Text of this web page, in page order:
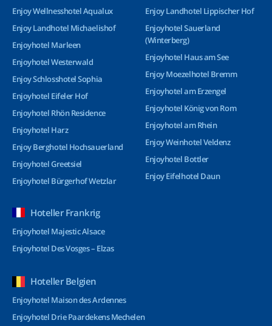
Enjoy Wellnesshotel Aqualux
Enjoy Landhotel Michaelishof
Enjoyhotel Marleen
Enjoyhotel Westerwald
Enjoy Schlosshotel Sophia
Enjoyhotel Eifeler Hof
Enjoyhotel Rhön Residence
Enjoyhotel Harz
Enjoy Berghotel Hochsauerland
Enjoyhotel Greetsiel
Enjoyhotel Bürgerhof Wetzlar
Enjoy Landhotel Lippischer Hof
Enjoyhotel Sauerland
(Winterberg)
Enjoyhotel Haus am See
Enjoy Moezelhotel Bremm
Enjoyhotel am Erzengel
Enjoyhotel König von Rom
Enjoyhotel am Rhein
Enjoy Weinhotel Veldenz
Enjoyhotel Bottler
Enjoy Eifelhotel Daun
Hoteller Frankrig
Enjoyhotel Majestic Alsace
Enjoyhotel Des Vosges – Elzas
Hoteller Belgien
Enjoyhotel Maison des Ardennes
Enjoyhotel Drie Paardekens Mechelen